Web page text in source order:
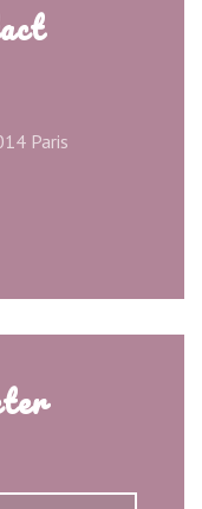
Paris
une nouvelle
((ouvre une